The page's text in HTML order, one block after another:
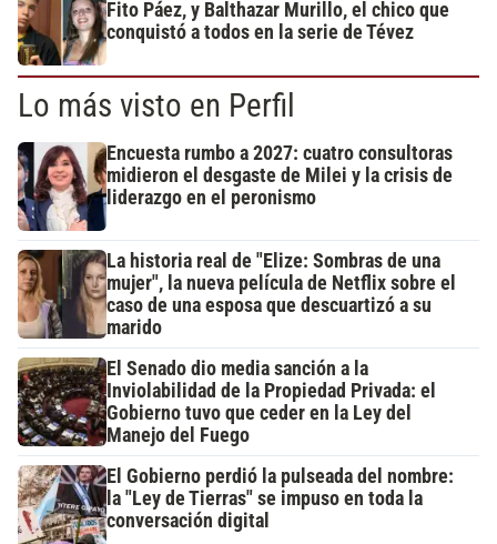
Fito Páez, y Balthazar Murillo, el chico que
conquistó a todos en la serie de Tévez
Lo más visto en Perfil
Encuesta rumbo a 2027: cuatro consultoras
midieron el desgaste de Milei y la crisis de
liderazgo en el peronismo
La historia real de "Elize: Sombras de una
mujer", la nueva película de Netflix sobre el
caso de una esposa que descuartizó a su
marido
El Senado dio media sanción a la
Inviolabilidad de la Propiedad Privada: el
Gobierno tuvo que ceder en la Ley del
Manejo del Fuego
El Gobierno perdió la pulseada del nombre:
la "Ley de Tierras" se impuso en toda la
conversación digital